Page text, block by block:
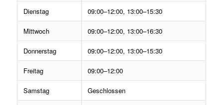
Dienstag 09:00–12:00, 13:00–15:30
Mittwoch 09:00–12:00, 13:00–16:30
Donnerstag 09:00–12:00, 13:00–15:30
Freitag 09:00–12:00
Samstag Geschlossen